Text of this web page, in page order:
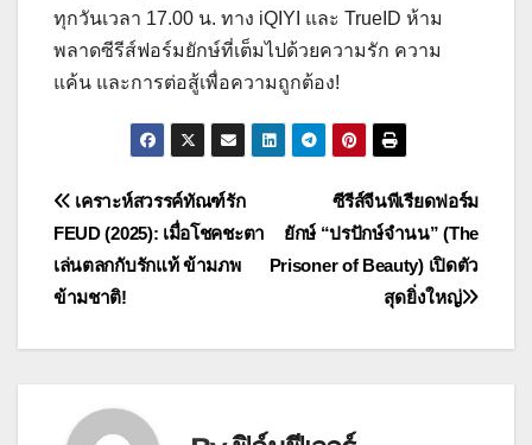
ทุกวันเวลา 17.00 น. ทาง iQIYI และ TrueID ห้าม
พลาดซีรีส์ฟอร์มยักษ์ที่เต็มไปด้วยความรัก ความ
แค้น และการต่อสู้เพื่อความถูกต้อง!
แนะแนว
เรื่อง
ซีรีส์จีนพีเรียดฟอร์ม
ยักษ์ “ปรปักษ์จำนน” (The
Prisoner of Beauty) เปิดตัว
สุดยิ่งใหญ่
เคราะห์สวรรค์ทัณฑ์รัก
FEUD (2025): เมื่อโชคชะตา
เล่นตลกกับรักแท้ ข้ามภพ
ข้ามชาติ!